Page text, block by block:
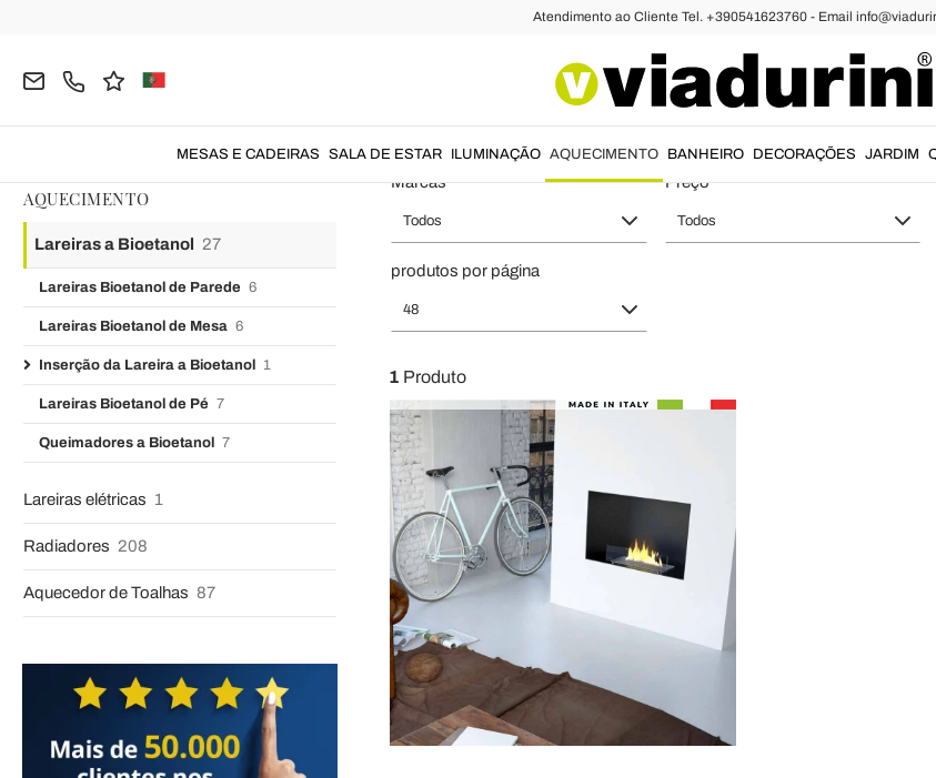
Atendimento ao Cliente Tel. +390541623760 - Email
MESAS E CADEIRAS SALA DE ESTAR ILUMINAÇÃO AQUECIMENTO BANHEIRO DECORAÇÕES JARDIM
Inserção da Lareira a Bioetanol, Projetado e
AQUECIMENTO
Lareiras a Bioetanol 27
Lareiras Bioetanol de Parede 6
Lareiras Bioetanol de Mesa 6
Inserção da Lareira a Bioetanol 1
Lareiras Bioetanol de Pé 7
Queimadores a Bioetanol 7
Lareiras elétricas 1
Radiadores 208
Aquecedor de Toalhas 87
Marcas
Todos
Preço
Todos
produtos por página
48
1 Produto